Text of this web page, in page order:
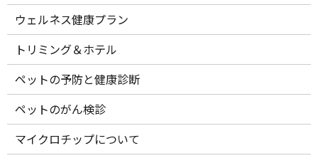
ウェルネス健康プラン
トリミング＆ホテル
ペットの予防と健康診断
ペットのがん検診
マイクロチップについて